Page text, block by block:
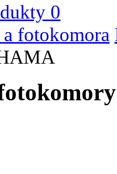
0
fotokomora